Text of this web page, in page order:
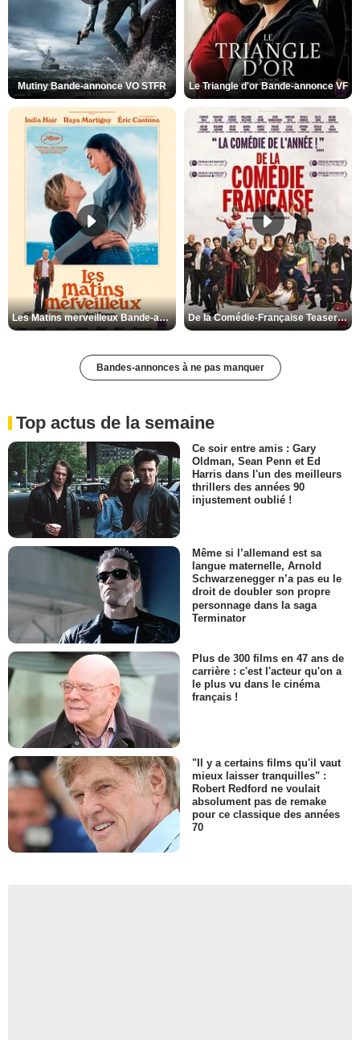
Mutiny Bande-annonce VO STFR Le Triangle d'or Bande-annonce VF
Les Matins merveilleux Bande-annonce VF De la Comédie-Française Teaser VF
Bandes-annonces à ne pas manquer
Top actus de la semaine
Ce soir entre amis : Gary
Oldman, Sean Penn et Ed
Harris dans l'un des meilleurs
thrillers des années 90
injustement oublié !
Même si l’allemand est sa
langue maternelle, Arnold
Schwarzenegger n’a pas eu le
droit de doubler son propre
personnage dans la saga
Terminator
Plus de 300 films en 47 ans de
carrière : c'est l'acteur qu'on a
le plus vu dans le cinéma
français !
"Il y a certains films qu'il vaut
mieux laisser tranquilles" :
Robert Redford ne voulait
absolument pas de remake
pour ce classique des années
70